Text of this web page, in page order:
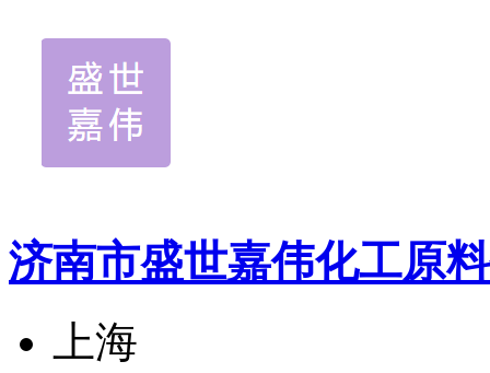
济南市盛世嘉伟化工原
上海